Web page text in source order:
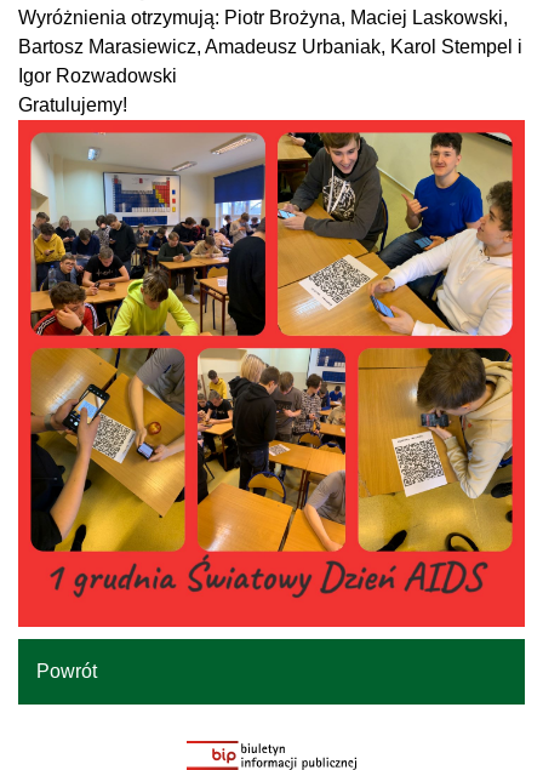
Wyróżnienia otrzymują: Piotr Brożyna, Maciej Laskowski,
Bartosz Marasiewicz, Amadeusz Urbaniak, Karol Stempel i
Igor Rozwadowski
Gratulujemy!
Powrót